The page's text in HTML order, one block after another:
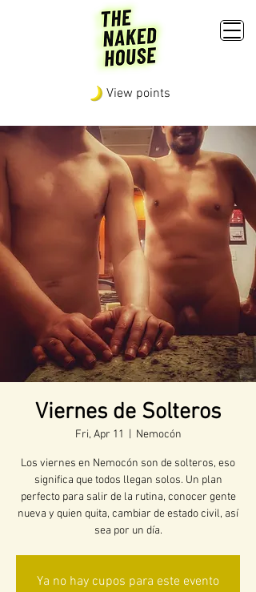
View points
Viernes de Solteros
Fri, Apr 11 Nemocón
Los viernes en Nemocón son de solteros, eso
significa que todos llegan solos. Un plan
perfecto para salir de la rutina, conocer gente
nueva y quien quita, cambiar de estado civil, así
sea por un día.
Ya no hay cupos para este evento